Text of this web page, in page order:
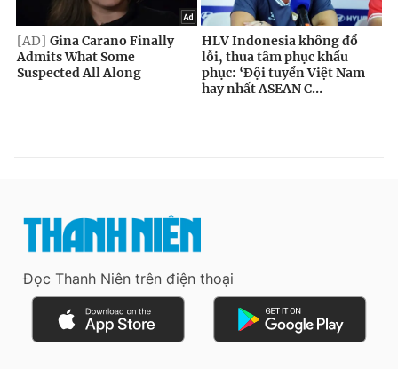
Đọc Thanh Niên trên điện thoại